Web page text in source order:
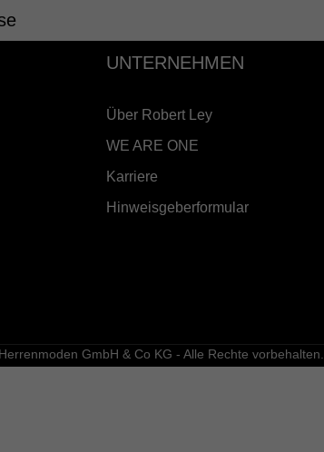
UNTERNEHMEN
Über Robert Ley
WE ARE ONE
Karriere
Hinweisgeberformular
GmbH & Co KG - Alle Rechte vorbehalten.